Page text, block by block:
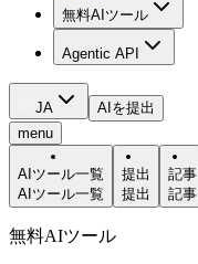
無料AIツール
Agentic API
JA
AIを提出
menu
AIツール一覧
AIツール一覧
提出
提出
記事
記事
無料AIツール